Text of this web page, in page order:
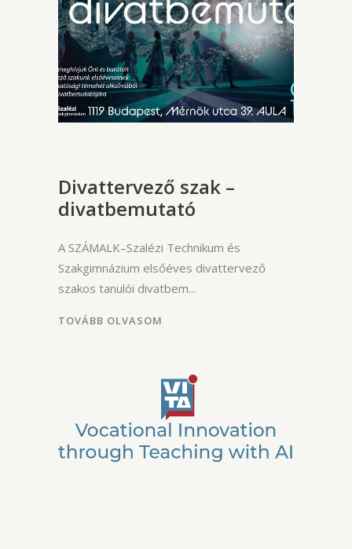
Divattervező szak –
divatbemutató
A SZÁMALK–Szalézi Technikum és
Szakgimnázium elsőéves divattervező
szakos tanulói divatbem
TOVÁBB OLVASOM